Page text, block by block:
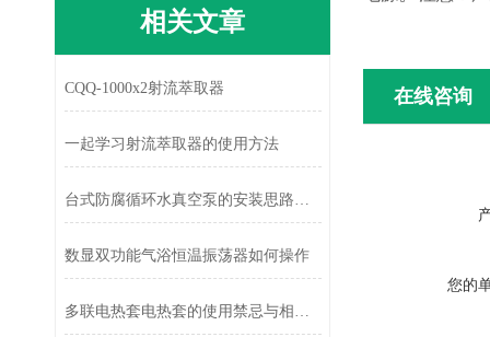
在线咨询
您的
相关文章
CQQ-1000x2射流萃取器
一起学习射流萃取器的使用方法
台式防腐循环水真空泵的安装思路解析
数显双功能气浴恒温振荡器如何操作
多联电热套电热套的使用禁忌与相关事项